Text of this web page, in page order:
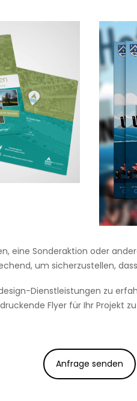
eine Sonderaktion oder
um sicherzustellen,
Dienstleistungen zu
Flyer für Ihr Projekt
Anfrage senden